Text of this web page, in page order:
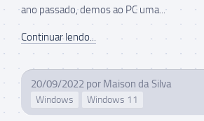
ano passado, demos ao PC uma...
Continuar lendo...
20/09/2022 por Maison da Silva
Windows Windows 11